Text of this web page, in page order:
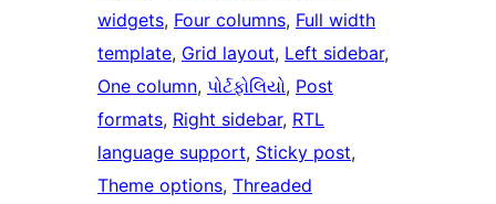
widgets, Four columns, Full width
template, Grid layout, Left sidebar
One column, પોર્ટફોલિયો, Post
formats, Right sidebar, RTL
language support, Sticky post
Theme options, Threaded